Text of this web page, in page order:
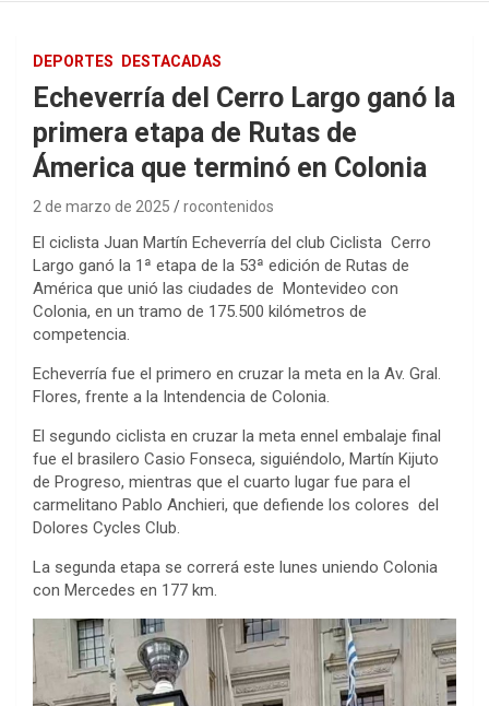
DEPORTES DESTACADAS
Echeverría del Cerro Largo ganó la
primera etapa de Rutas de
Ámerica que terminó en Colonia
2 de marzo de 2025 rocontenidos
El ciclista Juan Martín Echeverría del club Ciclista Cerro
Largo ganó la 1ª etapa de la 53ª edición de Rutas de
América que unió las ciudades de Montevideo con
Colonia, en un tramo de 175.500 kilómetros de
competencia.
Echeverría fue el primero en cruzar la meta en la Av. Gral.
Flores, frente a la Intendencia de Colonia.
El segundo ciclista en cruzar la meta ennel embalaje final
fue el brasilero Casio Fonseca, siguiéndolo, Martín Kijuto
de Progreso, mientras que el cuarto lugar fue para el
carmelitano Pablo Anchieri, que defiende los colores del
Dolores Cycles Club.
La segunda etapa se correrá este lunes uniendo Colonia
con Mercedes en 177 km.